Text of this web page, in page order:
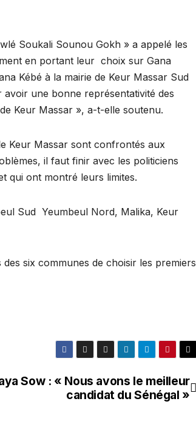
Soukali Sounou Gokh » a appelé les
en portant leur choix sur Gana
Kébé à la mairie de Keur Massar Sud
une bonne représentativité des
Keur Massar », a-t-elle soutenu.
Keur Massar sont confrontés aux
il faut finir avec les politiciens
qui ont montré leurs limites.
Sud Yeumbeul Nord, Malika, Keur
six communes de choisir les premiers
Sow : « Nous avons le meilleur
candidat du Sénégal »